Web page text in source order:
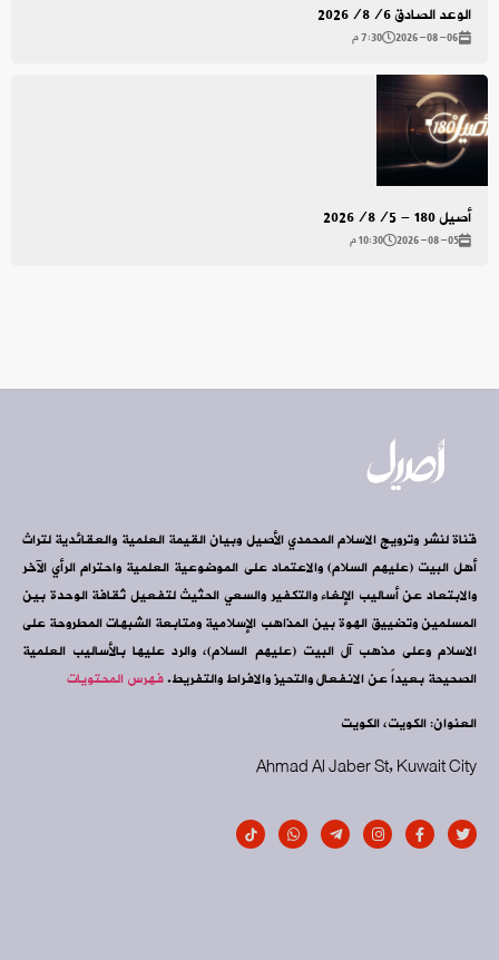
الوعد الصادق 2026/8/6
2026-08-06 7:30 م
أصيل 180 - 2026/8/5
2026-08-05 10:30 م
قناة لنشر وترويج الاسلام المحمدي الأصيل وبيان القيمة العلمية والعقائدية لتراث
أهل البيت (عليهم السلام) والاعتماد على الموضوعية العلمية واحترام الرأي الآخر
والابتعاد عن أساليب الإلغاء والتكفير والسعي الحثيث لتفعيل ثقافة الوحدة بين
المسلمين وتضييق الهوة بين المذاهب الإسلامية ومتابعة الشبهات المطروحة على
الاسلام وعلى مذهب آل البيت (عليهم السلام)، والرد عليها بالأساليب العلمية
الصحيحة بعيداً عن الانفعال والتحيز والافراط والتفريط.فهرس المحتويات
العنوان: الكويت، الكويت
Ahmad Al Jaber St, Kuwait City